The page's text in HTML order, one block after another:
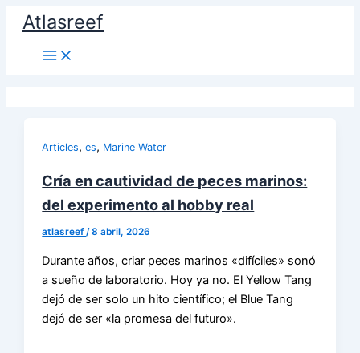
contenido
Atlasreef
Articles,es, Marine Water
Cría en cautividad de peces marinos:
del experimento al hobby real
atlasreef/8 abril, 2026
Durante años, criar peces marinos «difíciles» sonó
a sueño de laboratorio. Hoy ya no. El Yellow Tang
dejó de ser solo un hito científico; el Blue Tang
dejó de ser «la promesa del futuro».